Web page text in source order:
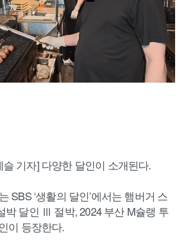
기자] 다양한 달인이 소개된다.
SBS ‘생활의 달인’에서는 햄버거 스
박 달인 Ⅲ 절박, 2024 부산 M슐랭 투
이 등장한다.